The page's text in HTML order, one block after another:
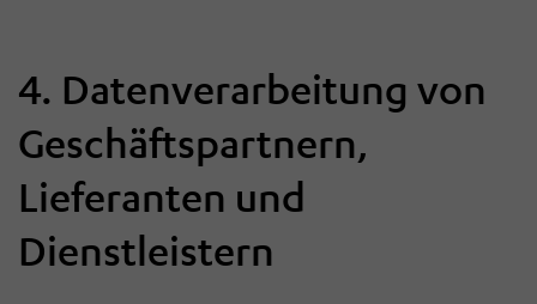
4. Datenverarbeitung von
Geschäftspartnern,
Lieferanten und
Dienstleistern